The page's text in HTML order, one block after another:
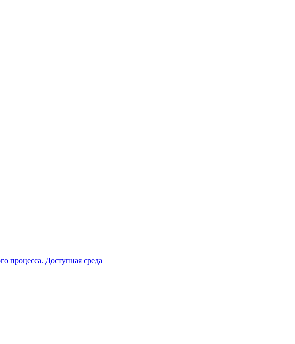
процесса. Доступная среда